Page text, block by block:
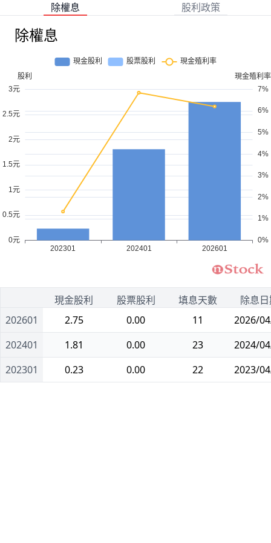
除權息 股利政策
除權息
202601
202401
202301
現金股利 股票股利 填息天數
除息
2.75
0.00 11
2026/
1.81
0.00 23
2024/
0.23
0.00 22 2023/